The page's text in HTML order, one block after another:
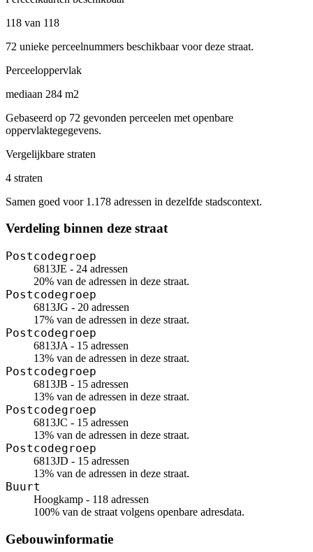
118 van 118
72 unieke perceelnummers beschikbaar voor deze straat.
Perceeloppervlak
mediaan 284 m2
Gebaseerd op 72 gevonden perceelen met openbare
oppervlaktegegevens.
Vergelijkbare straten
4 straten
Samen goed voor 1.178 adressen in dezelfde stadscontext.
Verdeling binnen deze straat
Postcodegroep
6813JE - 24 adressen
20% van de adressen in deze straat.
Postcodegroep
6813JG - 20 adressen
17% van de adressen in deze straat.
Postcodegroep
6813JA - 15 adressen
13% van de adressen in deze straat.
Postcodegroep
6813JB - 15 adressen
13% van de adressen in deze straat.
Postcodegroep
6813JC - 15 adressen
13% van de adressen in deze straat.
Postcodegroep
6813JD - 15 adressen
13% van de adressen in deze straat.
Buurt
Hoogkamp - 118 adressen
100% van de straat volgens openbare adresdata.
Gebouwinformatie